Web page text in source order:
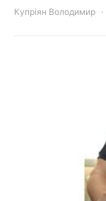
Купріян Володимир